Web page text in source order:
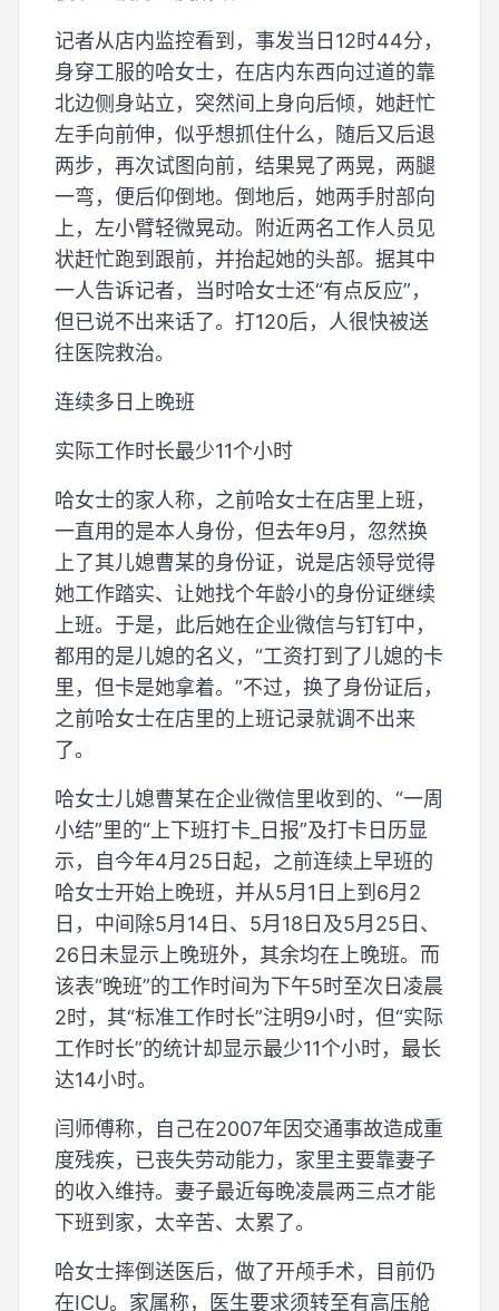
记者从店内监控看到，事发当日12时44分，
身穿工服的哈女士，在店内东西向过道的靠
北边侧身站立，突然间上身向后倾，她赶忙
左手向前伸，似乎想抓住什么，随后又后退
两步，再次试图向前，结果晃了两晃，两腿
一弯，便后仰倒地。倒地后，她两手肘部向
上，左小臂轻微晃动。附近两名工作人员见
状赶忙跑到跟前，并抬起她的头部。据其中
一人告诉记者，当时哈女士还“有点反应”，
但已说不出来话了。打120后，人很快被送
往医院救治。
连续多日上晚班
实际工作时长最少11个小时
哈女士的家人称，之前哈女士在店里上班，
一直用的是本人身份，但去年9月，忽然换
上了其儿媳曹某的身份证，说是店领导觉得
她工作踏实、让她找个年龄小的身份证继续
上班。于是，此后她在企业微信与钉钉中，
都用的是儿媳的名义，“工资打到了儿媳的卡
里，但卡是她拿着。”不过，换了身份证后，
之前哈女士在店里的上班记录就调不出来
了。
哈女士儿媳曹某在企业微信里收到的、“一周
小结”里的“上下班打卡_日报”及打卡日历显
示，自今年4月25日起，之前连续上早班的
哈女士开始上晚班，并从5月1日上到6月2
日，中间除5月14日、5月18日及5月25日、
26日未显示上晚班外，其余均在上晚班。而
该表“晚班”的工作时间为下午5时至次日凌晨
2时，其“标准工作时长”注明9小时，但“实际
工作时长”的统计却显示最少11个小时，最长
达14小时。
闫师傅称，自己在2007年因交通事故造成重
度残疾，已丧失劳动能力，家里主要靠妻子
的收入维持。妻子最近每晚凌晨两三点才能
下班到家，太辛苦、太累了。
哈女士摔倒送医后，做了开颅手术，目前仍
在ICU。家属称，医生要求须转至有高压舱